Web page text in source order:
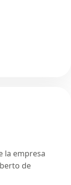
la empresa
de